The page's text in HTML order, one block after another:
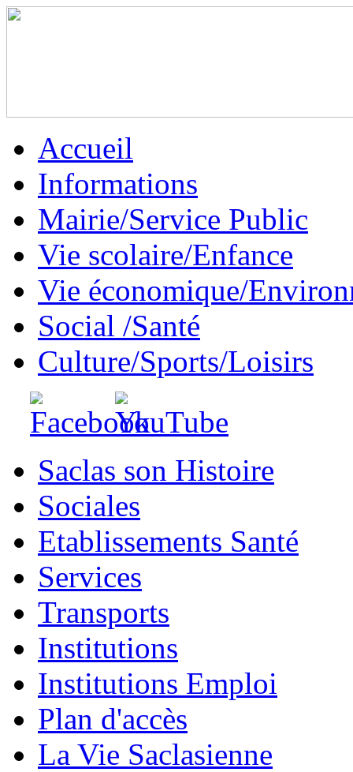
Accueil
Informations
Mairie/Service Public
Vie scolaire/Enfance
Vie économique/
Social /Santé
Culture/Sports/Loisirs
Saclas son Histoire
Sociales
Etablissements Santé
Services
Transports
Institutions
Institutions Emploi
Plan d'accès
La Vie Saclasienne